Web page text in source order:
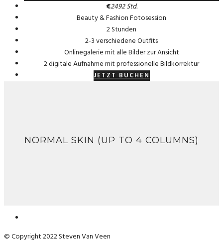
€2492 Std.
Beauty & Fashion Fotosession
2 Stunden
2-3 verschiedene Outfits
Onlinegalerie mit alle Bilder zur Ansicht
2 digitale Aufnahme mit professionelle Bildkorrektur
JETZT BUCHEN
NORMAL SKIN (UP TO 4 COLUMNS)
© Copyright 2022 Steven Van Veen